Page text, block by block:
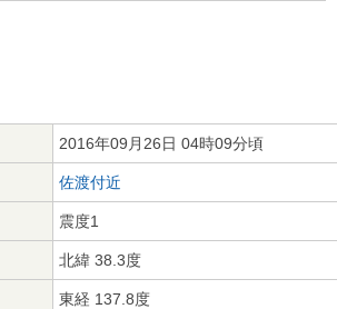
2016年09月26日 04時09分頃
佐渡付近
震度1
北緯 38.3度
東経 137.8度